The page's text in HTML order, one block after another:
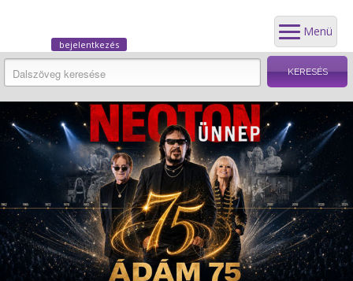
Menü
bejelentkezés